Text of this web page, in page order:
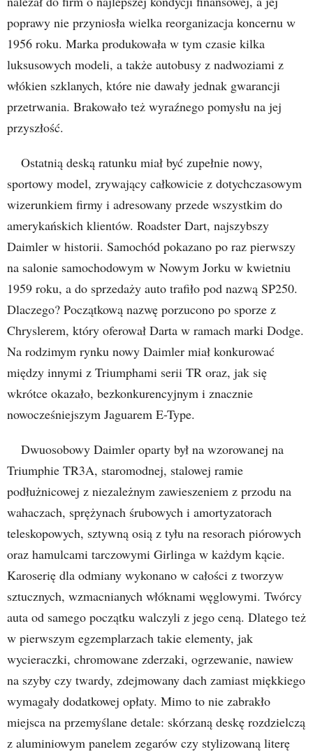
poprawy nie przyniosła wielka reorganizacja koncernu w
1956 roku. Marka produkowała w tym czasie kilka
luksusowych modeli, a także autobusy z nadwoziami z
włókien szklanych, które nie dawały jednak gwarancji
przetrwania. Brakowało też wyraźnego pomysłu na jej
przyszłość.
Ostatnią deską ratunku miał być zupełnie nowy,
sportowy model, zrywający całkowicie z dotychczasowym
wizerunkiem firmy i adresowany przede wszystkim do
amerykańskich klientów. Roadster Dart, najszybszy
Daimler w historii. Samochód pokazano po raz pierwszy
na salonie samochodowym w Nowym Jorku w kwietniu
1959 roku, a do sprzedaży auto trafiło pod nazwą SP250.
Dlaczego? Początkową nazwę porzucono po sporze z
Chryslerem, który oferował Darta w ramach marki Dodge.
Na rodzimym rynku nowy Daimler miał konkurować
między innymi z Triumphami serii TR oraz, jak się
wkrótce okazało, bezkonkurencyjnym i znacznie
nowocześniejszym Jaguarem E-Type.
Dwuosobowy Daimler oparty był na wzorowanej na
Triumphie TR3A, staromodnej, stalowej ramie
podłużnicowej z niezależnym zawieszeniem z przodu na
wahaczach, sprężynach śrubowych i amortyzatorach
teleskopowych, sztywną osią z tyłu na resorach piórowych
oraz hamulcami tarczowymi Girlinga w każdym kącie.
Karoserię dla odmiany wykonano w całości z tworzyw
sztucznych, wzmacnianych włóknami węglowymi. Twórcy
auta od samego początku walczyli z jego ceną. Dlatego też
w pierwszym egzemplarzach takie elementy, jak
wycieraczki, chromowane zderzaki, ogrzewanie, nawiew
na szyby czy twardy, zdejmowany dach zamiast miękkiego
wymagały dodatkowej opłaty. Mimo to nie zabrakło
miejsca na przemyślane detale: skórzaną deskę rozdzielczą
z aluminiowym panelem zegarów czy stylizowaną literę